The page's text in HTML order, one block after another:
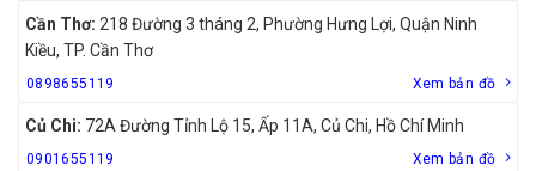
Cần Thơ: 218 Đường 3 tháng 2, Phường Hưng Lợi, Quận Ninh
Kiều, TP. Cần Thơ
0898655119 Xem bản đồ
Củ Chi: 72A Đường Tỉnh Lộ 15, Ấp 11A, Củ Chi, Hồ Chí Minh
0901655119 Xem bản đồ